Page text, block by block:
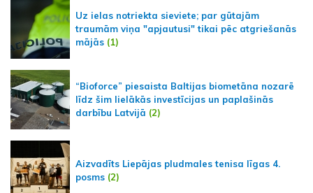
Uz ielas notriekta sieviete; par gūtajām
traumām viņa "apjautusi" tikai pēc atgriešanās
mājās (1)
“Bioforce” piesaista Baltijas biometāna nozarē
līdz šim lielākās investīcijas un paplašinās
darbību Latvijā (2)
Aizvadīts Liepājas pludmales tenisa līgas 4.
posms (2)